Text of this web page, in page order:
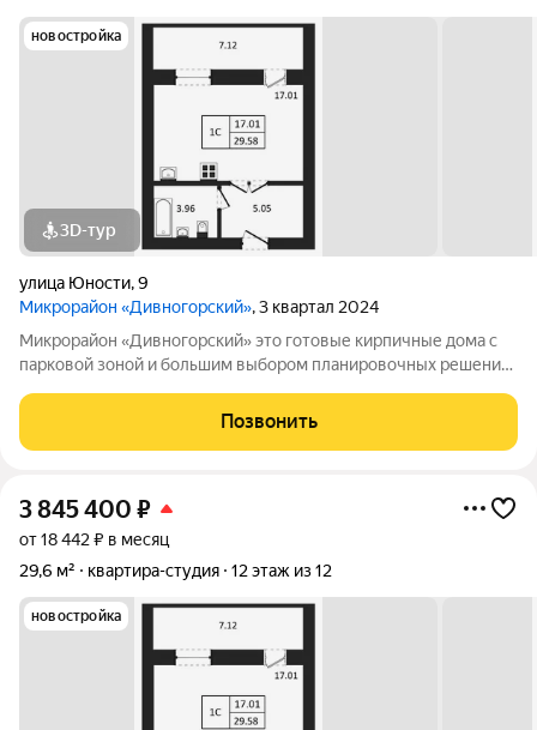
новостройка
3D-тур
улица Юности,9
Микрорайон «Дивногорский», 3 квартал 2024
Микрорайон «Дивногорский» это готовые кирпичные дома с
парковой зоной и большим выбором планировочных решений.
с безопасным покрытием.
Позвонить
3 845 400 ₽
от 18 442 ₽ в месяц
29,6 м²
квартира-студия 12 этаж из 12
новостройка